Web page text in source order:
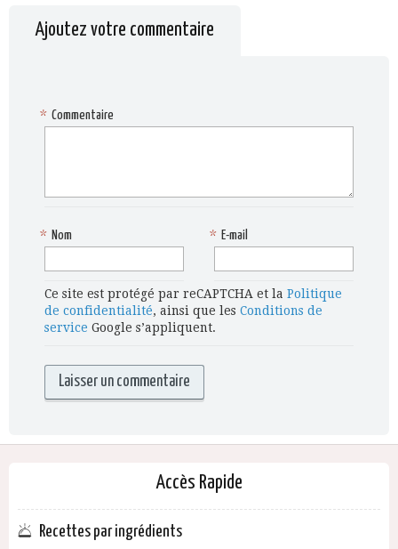
Ajoutez votre commentaire
Commentaire
*
Nom
* E-mail
*
Ce site est protégé par reCAPTCHA et la Politique
de confidentialité, ainsi que les Conditions de
service Google s’appliquent.
Accès Rapide
Recettes par ingrédients